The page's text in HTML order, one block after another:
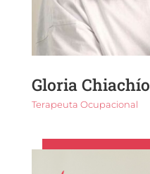
Gloria Chiachío
Terapeuta Ocupacional